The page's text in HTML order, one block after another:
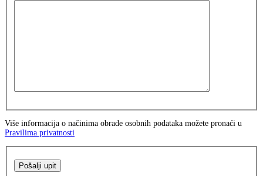
Više informacija o načinima obrade osobnih podataka možete pronaći u
Pravilima privatnosti
Pošalji upit